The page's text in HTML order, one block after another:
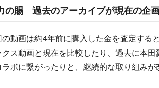
の賜 過去のアーカイブが現在の企
動画は約4年前に購入した金を査定する
クス動画と現在を比較したり、過去に本
ラボに繋がったりと、継続的な取り組みが